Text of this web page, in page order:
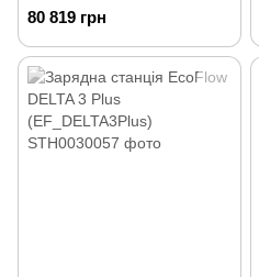
(EFDELTA2Max-EU) 2048
80 819 грн